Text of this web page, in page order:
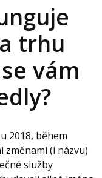
trhu
vám
2018, během
změnami (i názvu)
služby